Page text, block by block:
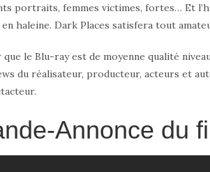
portraits, femmes victimes, fortes… Et
haleine. Dark Places satisfera tout
le Blu-ray est de moyenne qualité
du réalisateur, producteur, acteurs et
Annonce du